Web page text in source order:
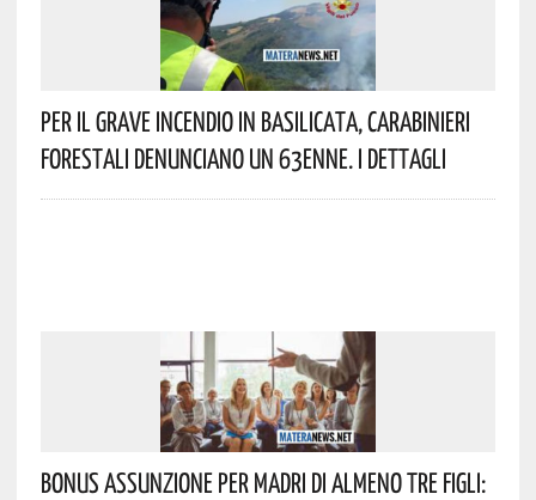
Per Il Grave Incendio In Basilicata, Carabinieri
Forestali Denunciano Un 63enne. I Dettagli
Bonus Assunzione Per Madri Di Almeno Tre Figli: